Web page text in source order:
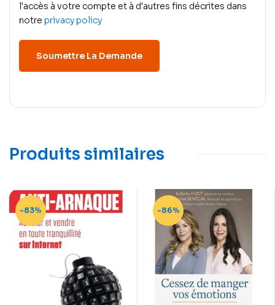
l'accès à votre compte et à d'autres fins décrites dans
notre privacy policy
Produits similaires
-83% -86%